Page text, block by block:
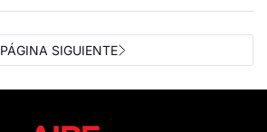
PÁGINA SIGUIENTE